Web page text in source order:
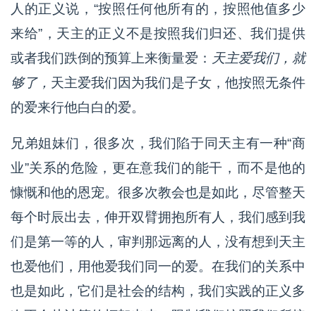
人的正义说，“按照任何他所有的，按照他值多少
来给”，天主的正义不是按照我们归还、我们提供
或者我们跌倒的预算上来衡量爱： 天主爱我们，就
够了， 天主爱我们因为我们是子女，他按照无条件
的爱来行他白白的爱。
兄弟姐妹们，很多次，我们陷于同天主有一种“商
业”关系的危险，更在意我们的能干，而不是他的
慷慨和他的恩宠。很多次教会也是如此，尽管整天
每个时辰出去，伸开双臂拥抱所有人，我们感到我
们是第一等的人，审判那远离的人，没有想到天主
也爱他们，用他爱我们同一的爱。在我们的关系中
也是如此，它们是社会的结构，我们实践的正义多